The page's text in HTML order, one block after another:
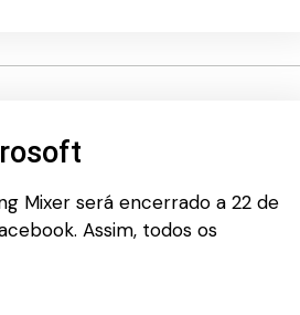
Mixer será encerrado a 22 de
Assim, todos os